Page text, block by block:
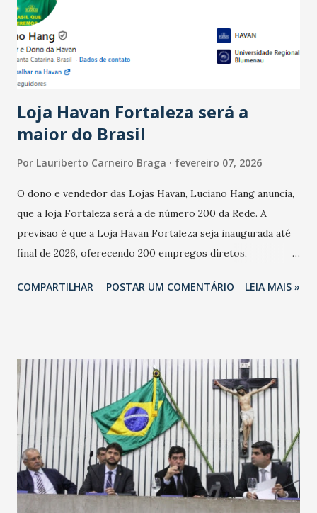
registraram equilíbrio financeiro. Já o percentual de
estabelecimentos no prejuízo ficou em 19%, pouco abaixo
do observado no mês anterior. Outros 1% não existiam em
novembro. Em relação a outubro, o faturamento também
Loja Havan Fortaleza será a
maior do Brasil
Por Lauriberto Carneiro Braga fevereiro 07, 2026
O dono e vendedor das Lojas Havan, Luciano Hang anuncia,
que a loja Fortaleza será a de número 200 da Rede. A
previsão é que a Loja Havan Fortaleza seja inaugurada até
final de 2026, oferecendo 200 empregos diretos,
Havan Fortaleza ainda não foi anunciada oficialmente, mas
COMPARTILHAR POSTAR UM COMENTÁRIO LEIA MAIS »